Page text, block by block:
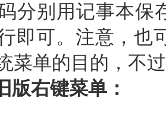
分别用记事本保
即可。注意，也
菜单的目的，不
版右键菜单：